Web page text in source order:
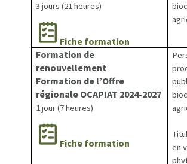
3 jours (21 heures)
Fiche formation
Formation de
renouvellement
Formation de l’Offre
régionale OCAPIAT 2024-2027
1 jour (7 heures)
Fiche formation
en